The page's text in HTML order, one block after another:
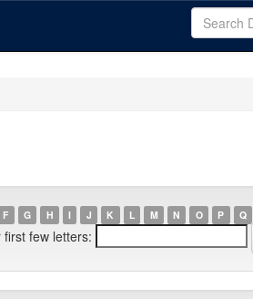
F G H I J K L M N O P Q
few letters: